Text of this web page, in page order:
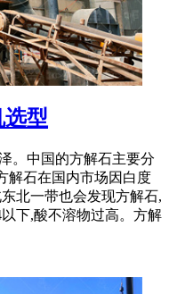
型
。中国的方解石主要分
解石在国内市场因白度
北一带也会发现方解石,
下,酸不溶物过高。方解